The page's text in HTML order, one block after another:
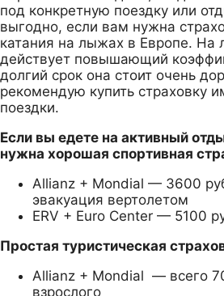
под конкретную поездку или
выгодно, если вам нужна
катания на лыжах в Европе. На
действует повышающий
долгий срок она стоит очень
рекомендую купить страховку
поездки.
Если вы едете на активный
нужна хорошая спортивная
Allianz + Mondial — 3600
эвакуация вертолетом
ERV + Euro Center — 5100
Простая туристическая
Allianz + Mondial — всего
взрослого